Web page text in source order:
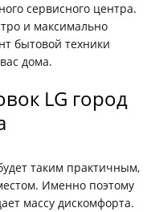
сервисного центра.
и максимально
бытовой техники
дома.
LG город
таким практичным,
Именно поэтому
массу дискомфорта.